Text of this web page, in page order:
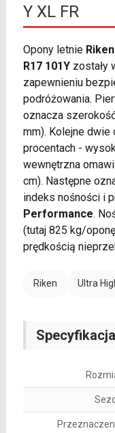
Y XL FR
Opony letnie
R17 101Yzostały
zapewnieniu
podróżowania.
oznacza
mm). Kolejne dwie
procentach -
wewnętrzna
cm). Następne
indeks nośności i
Performance.
(tutaj 825 kg/
prędkością
Riken Ultra
Specyfikacja